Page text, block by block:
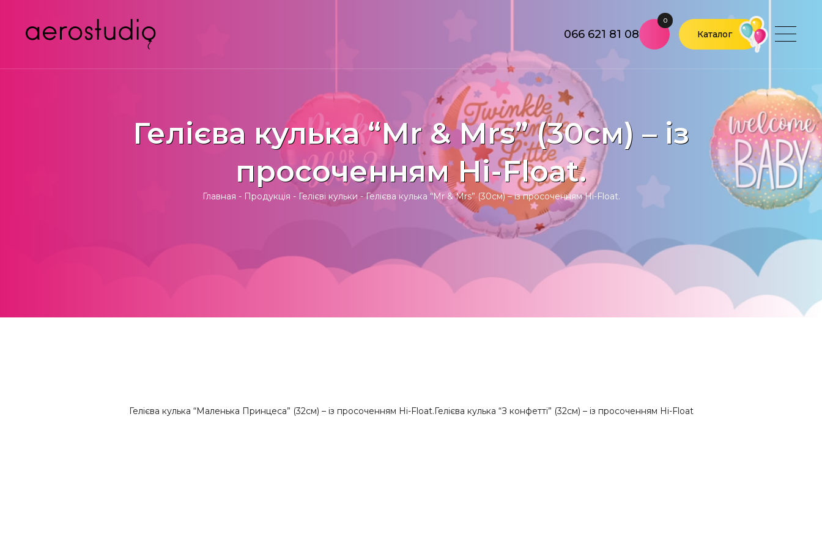
066 621 81 08
0
Каталог
Гелієва кулька “Mr & Mrs” (30см) – із
просоченням Hi-Float.
Главная - Продукція - Гелієві кульки -Гелієва кулька “Mr & Mrs” (30см) – із просоченням Hi-Float.
Гелієва кулька “Маленька Принцеса” (32см) – із просоченням Hi-Float.Гелієва кулька “З конфетті” (32см) – із просоченням Hi-Float